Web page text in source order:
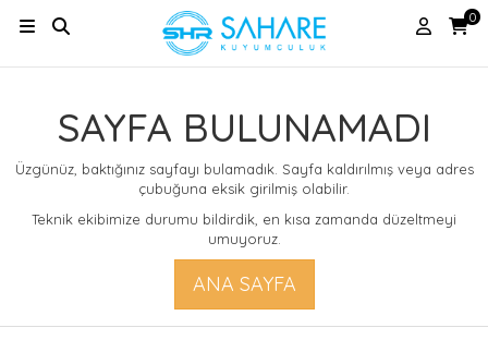
0
SAYFA BULUNAMADI
Üzgünüz, baktığınız sayfayı bulamadık. Sayfa kaldırılmış veya adres
çubuğuna eksik girilmiş olabilir.
Teknik ekibimize durumu bildirdik, en kısa zamanda düzeltmeyi
umuyoruz.
ANA SAYFA